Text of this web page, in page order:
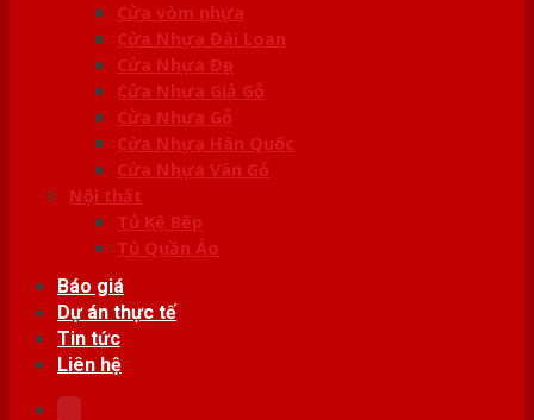
Cửa vòm nhựa
Cửa Nhựa Đài Loan
Cửa Nhựa Đẹp
Cửa Nhựa Giả Gỗ
Cửa Nhựa Gỗ
Cửa Nhựa Hàn Quốc
Cửa Nhựa Vân Gỗ
Nội thất
Tủ Kệ Bếp
Tủ Quần Áo
Báo giá
Dự án thực tế
Tin tức
Liên hệ